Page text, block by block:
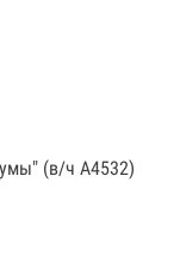
(в/ч А4532)